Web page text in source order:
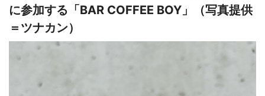
に参加する「BAR COFFEE BOY」（写真提供
＝ツナカン）